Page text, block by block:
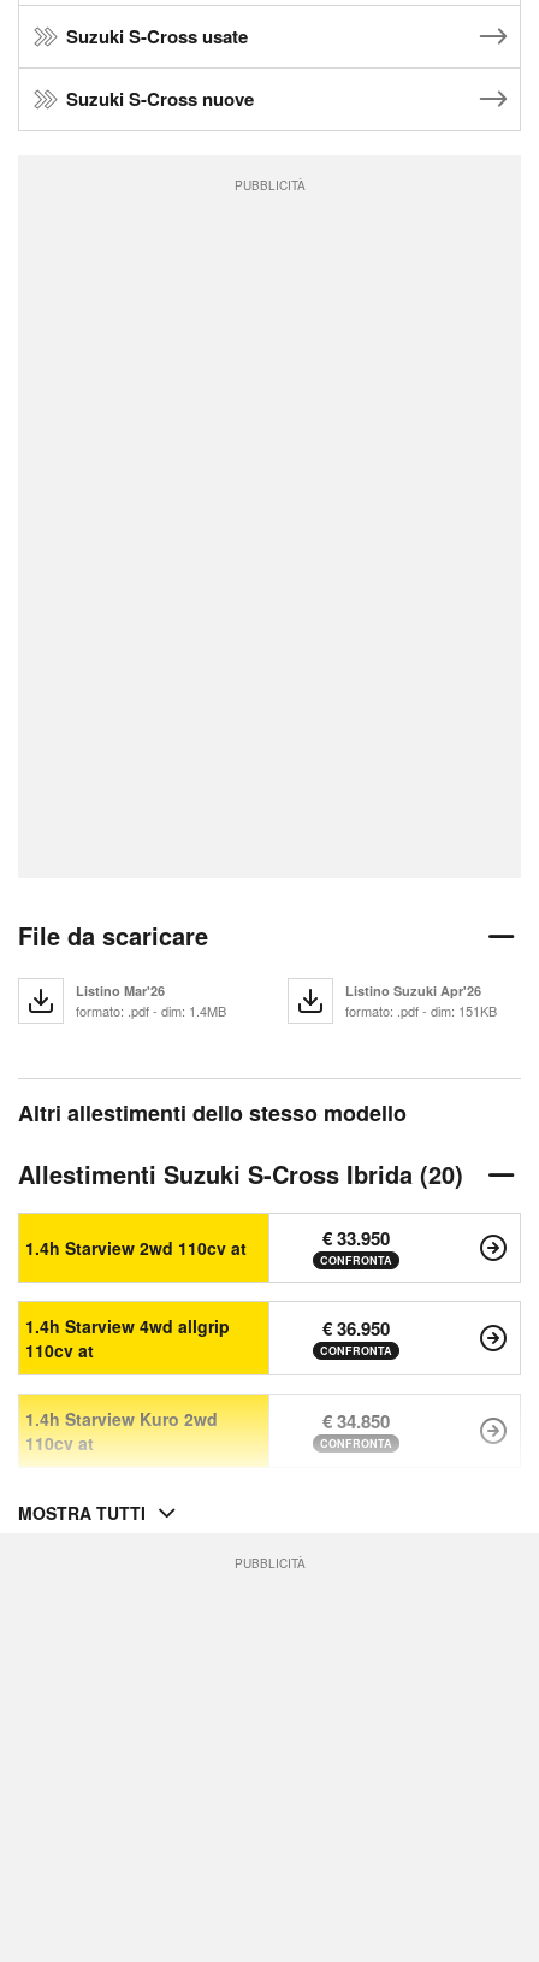
Suzuki S-Cross usate
Suzuki S-Cross nuove
PUBBLICITÀ
File da scaricare
Listino Mar'26
formato: .pdf - dim: 1.4MB
Listino Suzuki Apr'26
formato: .pdf - dim: 151KB
Altri allestimenti dello stesso modello
Allestimenti Suzuki S-Cross Ibrida (20)
1.4h Starview 2wd 110cv at € 33.950
CONFRONTA
1.4h Starview 4wd allgrip
110cv at
€ 36.950
CONFRONTA
1.4h Starview Kuro 2wd
110cv at
€ 34.850
CONFRONTA
MOSTRA TUTTI
PUBBLICITÀ